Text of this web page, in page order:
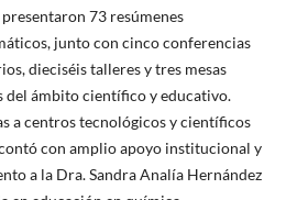
73 resúmenes
junto con cinco conferencias
dieciséis talleres y tres mesas
del ámbito científico y educativo.
a centros tecnológicos y científicos
con amplio apoyo institucional y
a la Dra. Sandra Analía Hernández